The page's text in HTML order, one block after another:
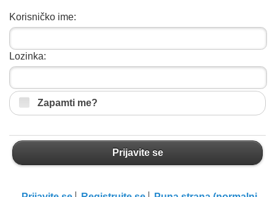
Korisničko ime:
Lozinka:
Zapamti me?
Prijavite se